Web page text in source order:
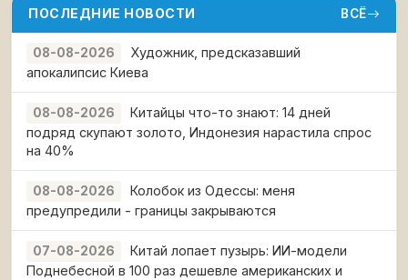
ПОСЛЕДНИЕ НОВОСТИ ВСЁ
08-08-2026
Художник, предсказавший
апокалипсис Киева
08-08-2026
Китайцы что-то знают: 14 дней
подряд скупают золото, Индонезия нарастила спрос
на 40%
08-08-2026
Колобок из Одессы: меня
предупредили - границы закрываются
07-08-2026
Китай лопает пузырь: ИИ-модели
Поднебесной в 100 раз дешевле американских и